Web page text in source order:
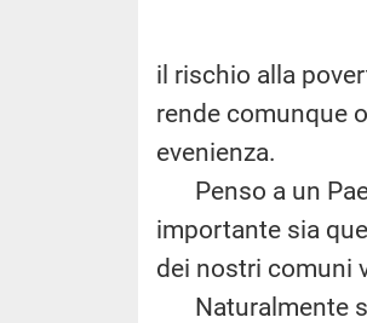
il rischio alla
rende comunque
evenienza.
Penso a un
importante sia
dei nostri comuni
Naturalmente